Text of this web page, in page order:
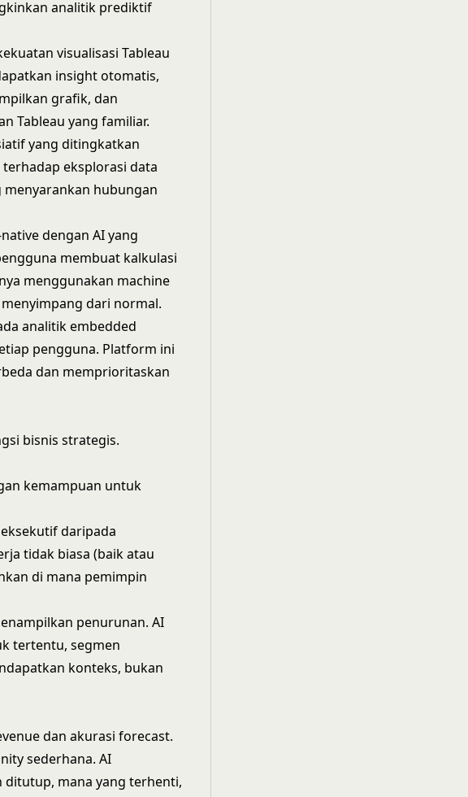
analitik prediktif
visualisasi Tableau
insight otomatis,
grafik, dan
Tableau yang familiar.
yang ditingkatkan
terhadap eksplorasi data
menyarankan hubungan
dengan AI yang
membuat kalkulasi
menggunakan machine
dari normal.
analitik embedded
pengguna. Platform ini
dan memprioritaskan
bisnis strategis.
kemampuan untuk
daripada
tidak biasa (baik atau
di mana pemimpin
penurunan. AI
tertentu, segmen
konteks, bukan
dan akurasi forecast.
sederhana. AI
mana yang terhenti,